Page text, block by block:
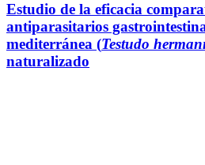
Estudio de la eficacia
antiparasitarios
mediterránea (Testudo
naturalizado